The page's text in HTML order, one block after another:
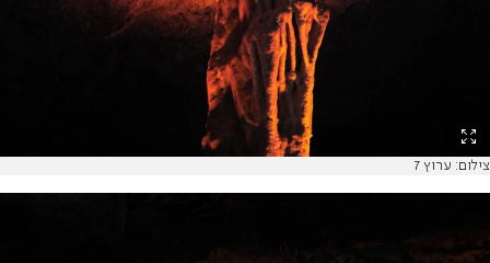
צילום: ערוץ 7